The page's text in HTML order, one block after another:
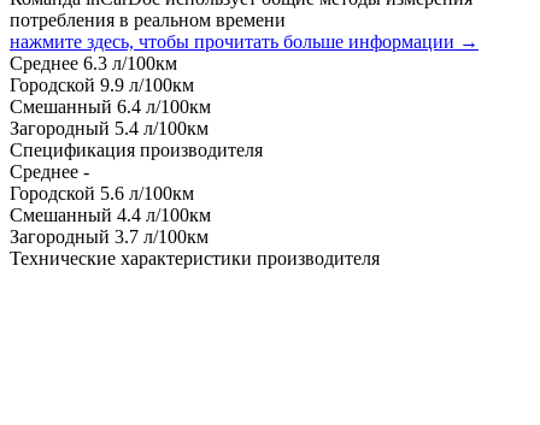
потребления в реальном времени
нажмите здесь, чтобы прочитать больше информации →
Среднее 6.3 л/100км
Городской 9.9 л/100км
Смешанный 6.4 л/100км
Загородный 5.4 л/100км
Спецификация производителя
Среднее -
Городской 5.6 л/100км
Смешанный 4.4 л/100км
Загородный 3.7 л/100км
Технические характеристики производителя